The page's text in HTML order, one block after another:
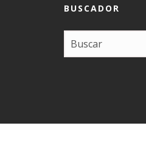
BUSCADOR